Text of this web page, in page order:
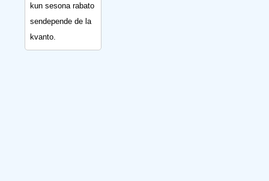
kun sesona rabato
sendepende de la
kvanto.